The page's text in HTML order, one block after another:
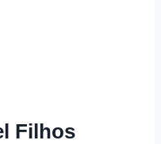
Filhos